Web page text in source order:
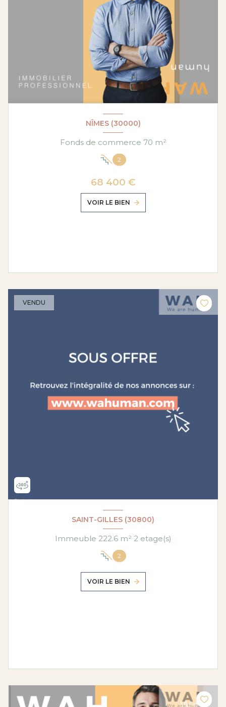
NÎMES (30000)
Fonds de commerce 70 m²
2
68 400 €
VOIR LE BIEN
VENDU
SAINT-GILLES (30800)
Immeuble 222.6 m² 2 etage(s)
2
VOIR LE BIEN